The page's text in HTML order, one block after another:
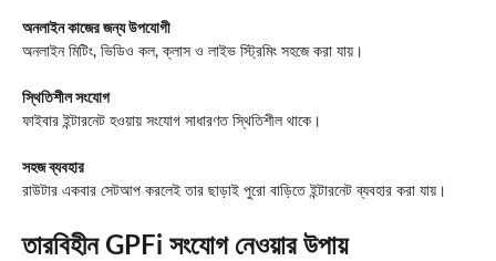
অনলাইন কাজের জন্য উপযোগী
অনলাইন মিটিং, ভিডিও কল, ক্লাস ও লাইভ স্ট্রিমিং সহজে করা যায়।
স্থিতিশীল সংযোগ
ফাইবার ইন্টারনেট হওয়ায় সংযোগ সাধারণত স্থিতিশীল থাকে।
সহজ ব্যবহার
রাউটার একবার সেটআপ করলেই তার ছাড়াই পুরো বাড়িতে ইন্টারনেট ব্যবহার করা যায়।
তারবিহীন GPFi সংযোগ নেওয়ার উপায়